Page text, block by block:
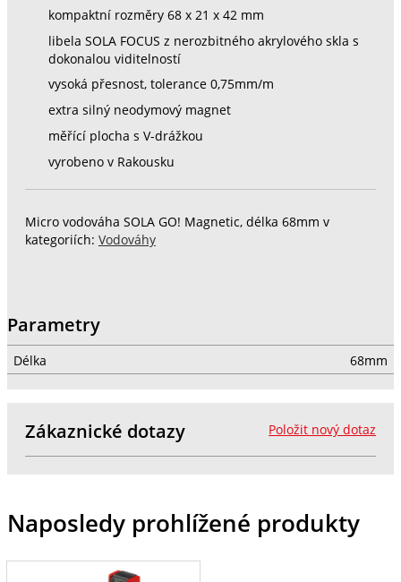
kompaktní rozměry 68 x 21 x 42 mm
libela SOLA FOCUS z nerozbitného akrylového skla s
dokonalou viditelností
vysoká přesnost, tolerance 0,75mm/m
extra silný neodymový magnet
měřící plocha s V-drážkou
vyrobeno v Rakousku
Micro vodováha SOLA GO! Magnetic, délka 68mm v
kategoriích: Vodováhy
Parametry
Délka 68mm
Položit nový dotaz
Zákaznické dotazy
Naposledy prohlížené produkty